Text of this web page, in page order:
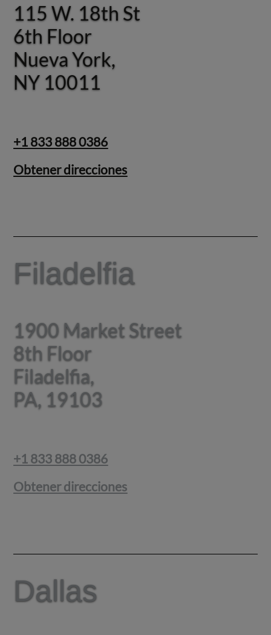
115 W. 18th St
6th Floor
Nueva York,
NY 10011
115 W. 18th St
6th Floor
Nueva York,
NY 10011
+1 833 888 0386
Obtener direcciones
Filadelfia
1900 Market Street
8th Floor
Filadelfia,
PA, 19103
Filadelfia
1900 Market Street
8th Floor
Filadelfia,
PA, 19103
+1 833 888 0386
Obtener direcciones
Dallas
Dallas